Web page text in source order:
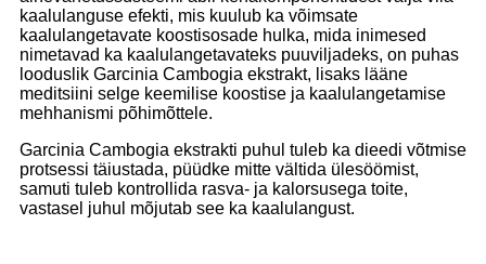
kaalulanguse efekti, mis kuulub ka võimsate
kaalulangetavate koostisosade hulka, mida inimesed
nimetavad ka kaalulangetavateks puuviljadeks, on puhas
looduslik Garcinia Cambogia ekstrakt, lisaks lääne
meditsiini selge keemilise koostise ja kaalulangetamise
mehhanismi põhimõttele.
Garcinia Cambogia ekstrakti puhul tuleb ka dieedi võtmise
protsessi täiustada, püüdke mitte vältida ülesöömist,
samuti tuleb kontrollida rasva- ja kalorsusega toite,
vastasel juhul mõjutab see ka kaalulangust.